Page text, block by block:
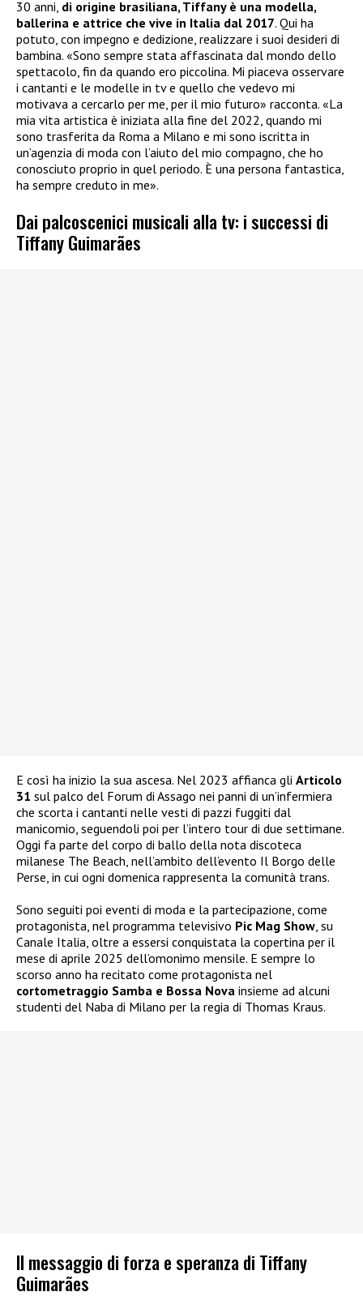
30 anni, di origine brasiliana, Tiffany è una modella,
ballerina e attrice che vive in Italia dal 2017. Qui ha
potuto, con impegno e dedizione, realizzare i suoi desideri di
bambina. «Sono sempre stata affascinata dal mondo dello
spettacolo, fin da quando ero piccolina. Mi piaceva osservare
i cantanti e le modelle in tv e quello che vedevo mi
motivava a cercarlo per me, per il mio futuro» racconta. «La
mia vita artistica è iniziata alla fine del 2022, quando mi
sono trasferita da Roma a Milano e mi sono iscritta in
un’agenzia di moda con l’aiuto del mio compagno, che ho
conosciuto proprio in quel periodo. È una persona fantastica,
ha sempre creduto in me».
Dai palcoscenici musicali alla tv: i successi di
Tiffany Guimarães
E così ha inizio la sua ascesa. Nel 2023 affianca gli Articolo
31 sul palco del Forum di Assago nei panni di un’infermiera
che scorta i cantanti nelle vesti di pazzi fuggiti dal
manicomio, seguendoli poi per l’intero tour di due settimane.
Oggi fa parte del corpo di ballo della nota discoteca
milanese The Beach, nell’ambito dell’evento Il Borgo delle
Perse, in cui ogni domenica rappresenta la comunità trans.
Sono seguiti poi eventi di moda e la partecipazione, come
protagonista, nel programma televisivo Pic Mag Show, su
Canale Italia, oltre a essersi conquistata la copertina per il
mese di aprile 2025 dell’omonimo mensile. E sempre lo
scorso anno ha recitato come protagonista nel
cortometraggio Samba e Bossa Nova insieme ad alcuni
studenti del Naba di Milano per la regia di Thomas Kraus.
Il messaggio di forza e speranza di Tiffany
Guimarães